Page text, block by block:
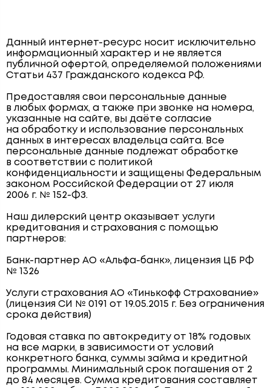
Данный интернет-ресурс носит исключительно
информационный характер и не является
публичной офертой, определяемой положениями
Статьи 437 Гражданского кодекса РФ.
Предоставляя свои персональные данные
в любых формах, а также при звонке на номера,
указанные на сайте, вы даёте согласие
на обработку и использование персональных
данных в интересах владельца сайта. Все
персональные данные подлежат обработке
в соответствии с политикой
конфиденциальности и защищены Федеральным
законом Российской Федерации от 27 июля
2006 г. № 152-ФЗ.
Наш дилерский центр оказывает услуги
кредитования и страхования с помощью
партнеров:
Банк-партнер АО «Альфа-банк», лицензия ЦБ РФ
№ 1326
Услуги страхования АО «Тинькофф Страхование»
(лицензия СИ № 0191 от 19.05.2015 г. Без ограничения
срока действия)
Годовая ставка по автокредиту от 18% годовых
на все марки, в зависимости от условий
конкретного банка, суммы займа и кредитной
программы. Минимальный срок погашения от 2
до 84 месяцев. Сумма кредитования составляет